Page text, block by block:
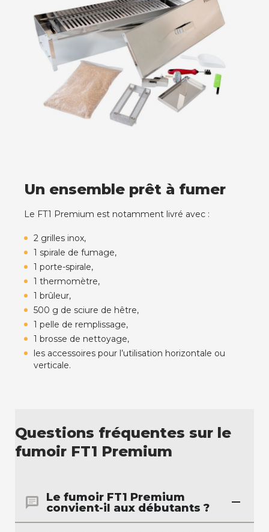
Un ensemble prêt à fumer
Le FT1 Premium est notamment livré avec :
2 grilles inox,
1 spirale de fumage,
1 porte-spirale,
1 thermomètre,
1 brûleur,
500 g de sciure de hêtre,
1 pelle de remplissage,
1 brosse de nettoyage,
les accessoires pour l’utilisation horizontale ou
verticale.
Questions fréquentes sur le
fumoir FT1 Premium
Le fumoir FT1 Premium
convient-il aux débutants ?